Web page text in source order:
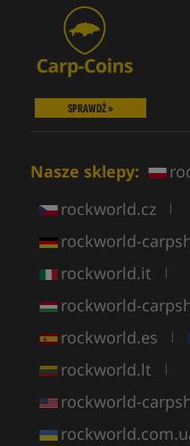
SPRAWDŹ »
Nasze sklepy:
rockworld.cz |
rockworld-
rockworld.it |
rockworld-
rockworld.es |
rockworld.lt |
rockworld-